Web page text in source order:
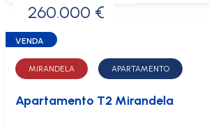
0 €
260.000 €
VENDA
MIRANDELA APARTAMENTO
Apartamento T2 Mirandela